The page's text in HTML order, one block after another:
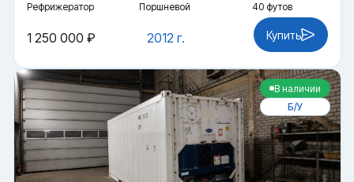
Рефрижератор Поршневой 40 футов
2012 г.
1 250 000 ₽ Купить
В наличии
Б/У